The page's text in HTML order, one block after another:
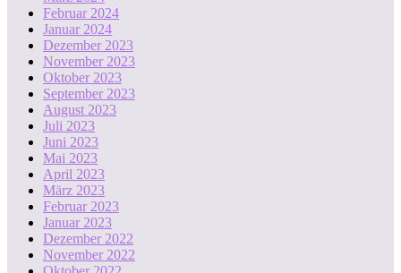
Februar 2024
Januar 2024
Dezember 2023
November 2023
Oktober 2023
September 2023
August 2023
Juli 2023
Juni 2023
Mai 2023
April 2023
März 2023
Februar 2023
Januar 2023
Dezember 2022
November 2022